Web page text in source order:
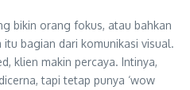
bikin orang fokus, atau bahkan
bagian dari komunikasi visual.
klien makin percaya. Intinya,
tapi tetap punya ‘wow